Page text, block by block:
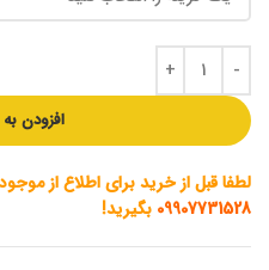
افزودن
لطفا قبل از خرید برای اطلاع از
09907731528 بگیرید!